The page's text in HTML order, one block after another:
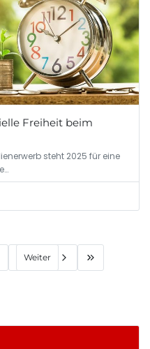
Freiheit beim
steht 2025 für eine
Weiter